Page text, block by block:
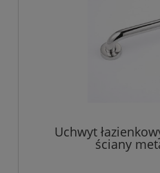
Uchwyt
ściany